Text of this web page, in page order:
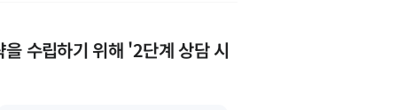
수립하기 위해 '2단계 상담 시